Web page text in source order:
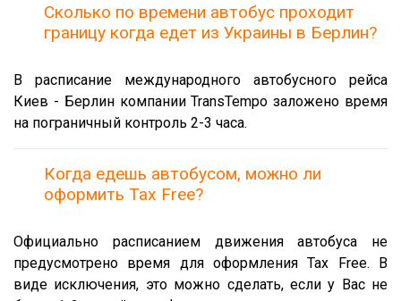
Сколько по времени автобус проходит
границу когда едет из Украины в Берлин?
В расписание международного автобусного рейса
Киев - Берлин компании TransTempo заложено время
на пограничный контроль 2-3 часа.
Когда едешь автобусом, можно ли
оформить Tax Free?
Официально расписанием движения автобуса не
предусмотрено время для оформления Tax Free. В
виде исключения, это можно сделать, если у Вас не